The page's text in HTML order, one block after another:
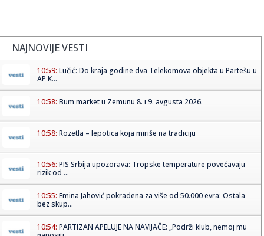
NAJNOVIJE VESTI
10:59: Lučić: Do kraja godine dva Telekomova objekta u Partešu u
AP K...
10:58: Bum market u Zemunu 8. i 9. avgusta 2026.
10:58: Rozetla – lepotica koja miriše na tradiciju
10:56: PIS Srbija upozorava: Tropske temperature povećavaju
rizik od ...
10:55: Emina Jahović pokradena za više od 50.000 evra: Ostala
bez skup...
10:54: PARTIZAN APELUJE NA NAVIJAČE: „Podrži klub, nemoj mu